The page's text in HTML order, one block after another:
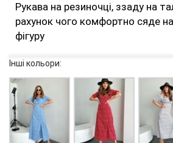
Рукава на резиночці, ззаду на
рахунок чого комфортно сяде
фігуру
Інші кольори: